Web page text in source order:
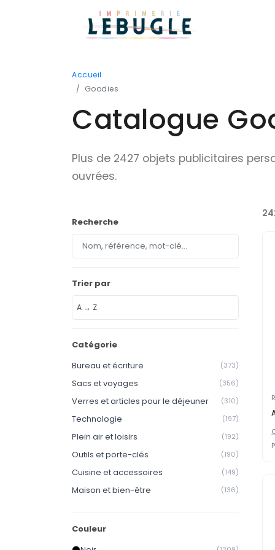
Accueil
Goodies
Catalogue
Plus de 2427 objets publicitaires
ouvrées.
Recherche
Trier par
Catégorie
Bureau et écriture
(373)
Sacs et voyages (356)
Verres et articles pour le déjeuner (310)
Technologie (197)
Plein air et loisirs (192)
Outils et porte-clés (190)
Cuisine et accessoires (149)
Maison et bien-être (136)
Les enfants et les jeux
Cadeaux de saison
Couleur